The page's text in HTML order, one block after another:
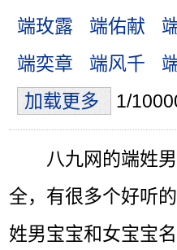
端玫露
端佑献
端奕章
端风千
加载更多
1/
八九网的端姓
全，有很多个好听
姓男宝宝和女宝宝